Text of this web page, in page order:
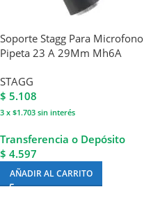
Soporte Stagg Para Microfono
Pipeta 23 A 29Mm Mh6A
STAGG
$ 5.108
3 x $1.703 sin interés
Transferencia o Depósito
$ 4.597
AÑADIR AL CARRITO